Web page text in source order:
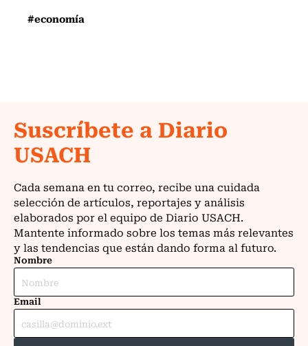
#economía